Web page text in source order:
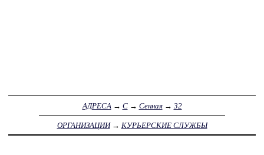
АДРЕСА → С→ Сенная→ 32
ОРГАНИЗАЦИИ→ КУРЬЕРСКИЕ СЛУЖБЫ